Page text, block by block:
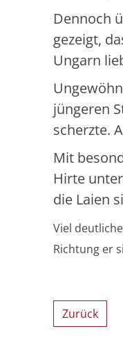
Dennoch
gezeigt,
Ungarn
jüngeren
scherzte.
Mit
Hirte
die Laien
Viel
Richtung er
Zurück